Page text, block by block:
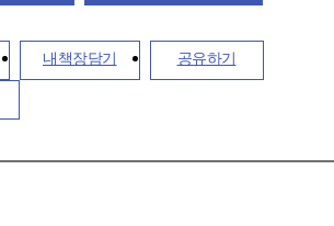
내책장담기 공유하기